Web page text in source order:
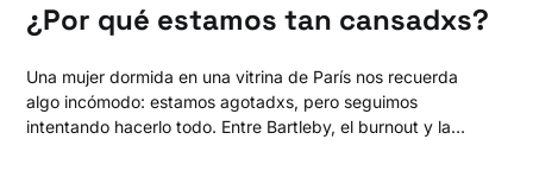
¿Por qué estamos tan cansadxs?
Una mujer dormida en una vitrina de París nos recuerda
algo incómodo: estamos agotadxs, pero seguimos
intentando hacerlo todo. Entre Bartleby, el burnout y la